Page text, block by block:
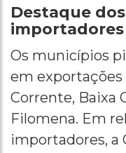
Destaque
importadores
Os municípios
em exportações
Corrente, Baixa
Filomena. Em
importadores, a